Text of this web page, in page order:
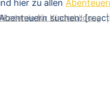
hier zu allen
suchen:
für Kinderbildung